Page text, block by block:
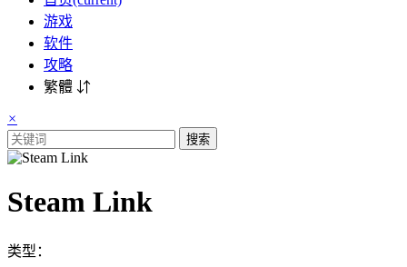
游戏
软件
攻略
繁體 ⇵
×
搜索
Steam Link
类型：